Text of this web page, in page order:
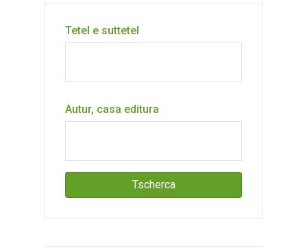
Tetel e suttetel
Autur, casa editura
Tscherca